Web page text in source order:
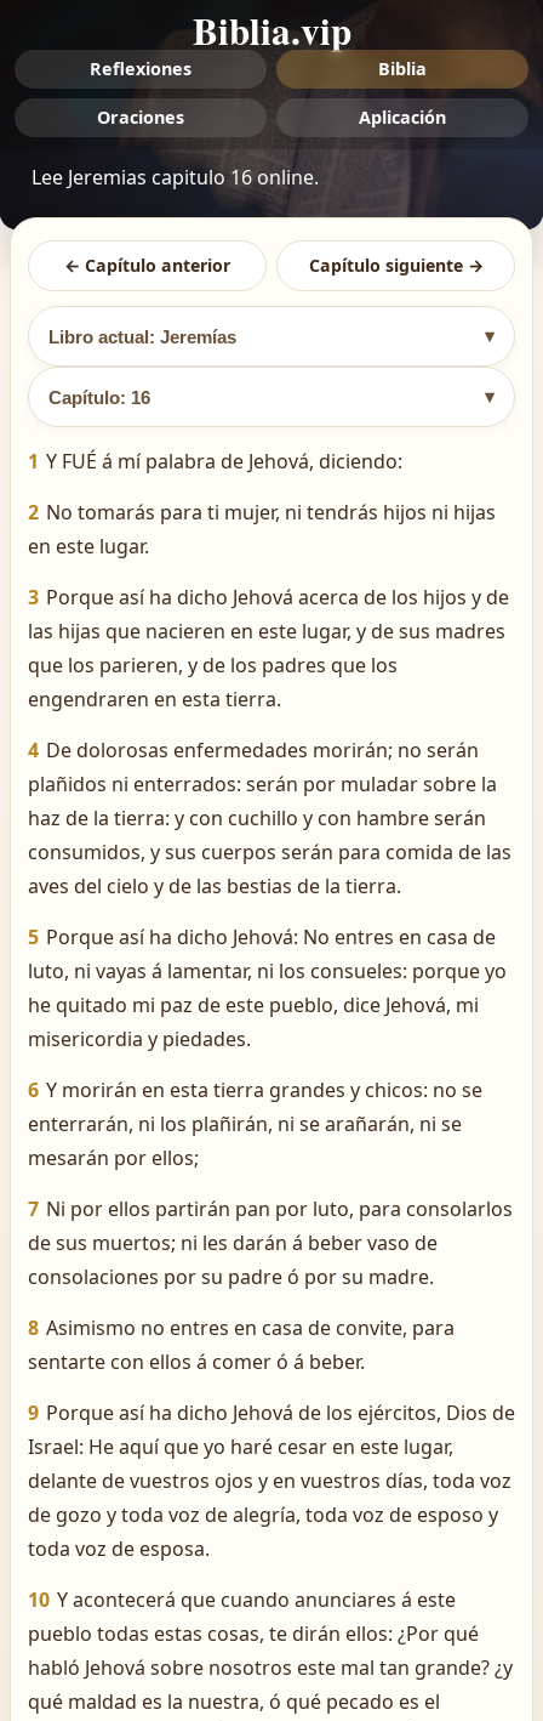
Biblia.vip
Reflexiones Biblia
Oraciones Aplicación
Lee Jeremias capitulo 16 online.
← Capítulo anterior Capítulo siguiente →
Libro actual: Jeremías ▾
Capítulo: 16 ▾
1 Y FUÉ á mí palabra de Jehová, diciendo:
2 No tomarás para ti mujer, ni tendrás hijos ni hijas
en este lugar.
3 Porque así ha dicho Jehová acerca de los hijos y de
las hijas que nacieren en este lugar, y de sus madres
que los parieren, y de los padres que los
engendraren en esta tierra.
4 De dolorosas enfermedades morirán; no serán
plañidos ni enterrados: serán por muladar sobre la
haz de la tierra: y con cuchillo y con hambre serán
consumidos, y sus cuerpos serán para comida de las
aves del cielo y de las bestias de la tierra.
5 Porque así ha dicho Jehová: No entres en casa de
luto, ni vayas á lamentar, ni los consueles: porque yo
he quitado mi paz de este pueblo, dice Jehová, mi
misericordia y piedades.
6 Y morirán en esta tierra grandes y chicos: no se
enterrarán, ni los plañirán, ni se arañarán, ni se
mesarán por ellos;
7 Ni por ellos partirán pan por luto, para consolarlos
de sus muertos; ni les darán á beber vaso de
consolaciones por su padre ó por su madre.
8 Asimismo no entres en casa de convite, para
sentarte con ellos á comer ó á beber.
9 Porque así ha dicho Jehová de los ejércitos, Dios de
Israel: He aquí que yo haré cesar en este lugar,
delante de vuestros ojos y en vuestros días, toda voz
de gozo y toda voz de alegría, toda voz de esposo y
toda voz de esposa.
10 Y acontecerá que cuando anunciares á este
pueblo todas estas cosas, te dirán ellos: ¿Por qué
habló Jehová sobre nosotros este mal tan grande? ¿y
qué maldad es la nuestra, ó qué pecado es el